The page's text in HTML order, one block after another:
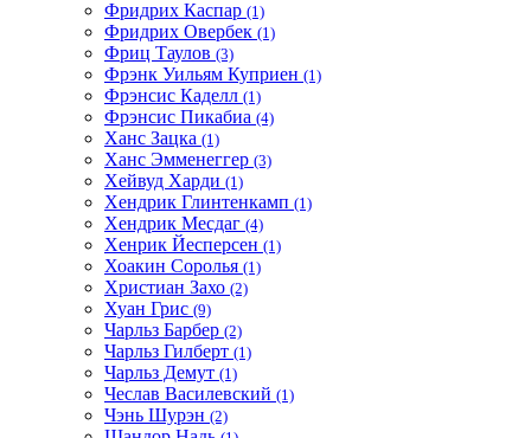
Фридрих Каспар (1)
Фридрих Овербек (1)
Фриц Таулов (3)
Фрэнк Уильям Куприен (1)
Фрэнсис Каделл (1)
Фрэнсис Пикабиа (4)
Ханс Зацка (1)
Ханс Эмменеггер (3)
Хейвуд Харди (1)
Хендрик Глинтенкамп (1)
Хендрик Месдаг (4)
Хенрик Йесперсен (1)
Хоакин Соролья (1)
Христиан Захо (2)
Хуан Грис (9)
Чарльз Барбер (2)
Чарльз Гилберт (1)
Чарльз Демут (1)
Чеслав Василевский (1)
Чэнь Шурэн (2)